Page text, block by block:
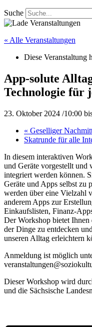
Suche
« Alle Veranstaltungen
Diese Veranstaltung
App-solute
Technologie für
23. Oktober 2024 /10:00
« Geselliger
Skatrunde für alle
In diesem interaktiven
und Geräte vorgestellt und
integriert werden können.
Geräte und Apps selbst zu
werden über eine Vielzahl
anderem Apps zur
Einkaufslisten, Finanz-
Der Workshop bietet Ihnen
der Dinge zu entdecken
unseren Alltag erleichtern
Anmeldung ist möglich
Dieser Workshop wird
und die Sächsische